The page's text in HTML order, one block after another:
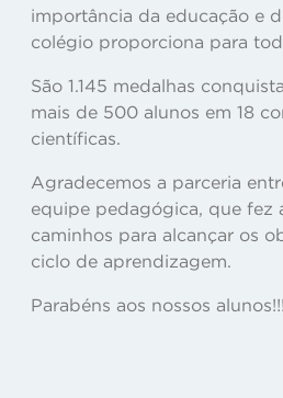
importância da educação e
colégio proporciona para
São 1.145 medalhas
mais de 500 alunos em 18
científicas.
Agradecemos a parceria
equipe pedagógica, que fez
caminhos para alcançar os
ciclo de aprendizagem.
Parabéns aos nossos alunos!!!